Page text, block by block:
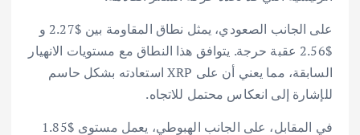
على الجانب الصعودي، يمثل نطاق المقاومة بين $2.27 و
$2.56 عقبة حرجة. يتوافق هذا النطاق مع مستويات الانهيار
السابقة، مما يعني أن على XRP استعادته بشكل حاسم
للإشارة إلى انعكاس محتمل للاتجاه.
في المقابل، على الجانب الهبوطي، يعمل مستوى $1.85